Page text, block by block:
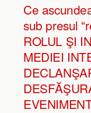
Ce
sub presul
ROLUL ŞI
MEDIEI